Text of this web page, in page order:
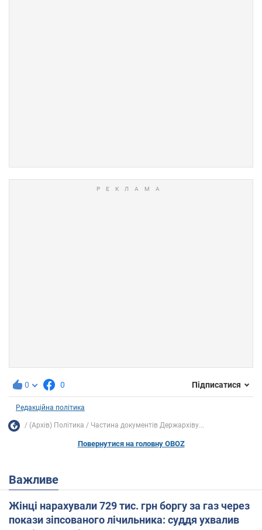
0 0 Підписатися
Редакційна політика
(Архів) Політика Частина документів Держархіву...
Повернутися на головну OBOZ
Важливе
Жінці нарахували 729 тис. грн боргу за газ через
покази зіпсованого лічильника: суддя ухвалив